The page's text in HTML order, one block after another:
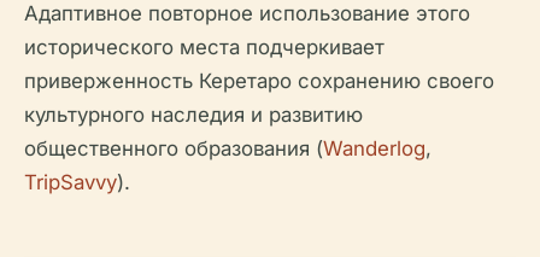
Адаптивное повторное использование этого
исторического места подчеркивает
приверженность Керетаро сохранению своего
культурного наследия и развитию
общественного образования (Wanderlog,
TripSavvy).